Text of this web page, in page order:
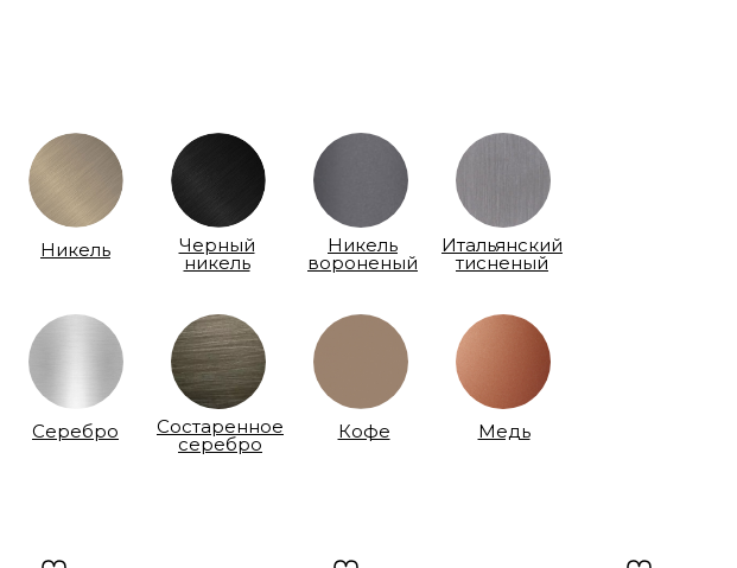
Серебро Состаренное
серебро
Кофе Медь
Черный
никель
Никель Никель
вороненый
Итальянский
тисненый